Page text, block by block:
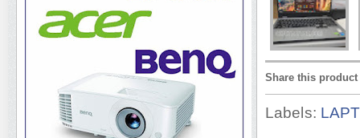
Share this product
Labels: